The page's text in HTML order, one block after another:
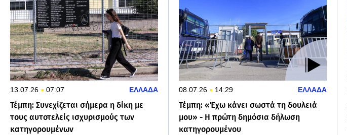
13.07.26 07:07 ΕΛΛΑΔΑ
Τέμπη: Συνεχίζεται σήμερα η δίκη με
τους αυτοτελείς ισχυρισμούς των
κατηγορουμένων
08.07.26 14:29 ΕΛΛΑΔΑ
Τέμπη: «Έχω κάνει σωστά τη δουλειά
μου» - Η πρώτη δημόσια δήλωση
κατηγορουμένου